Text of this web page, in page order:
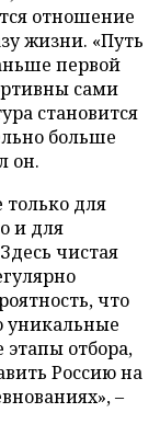
отношение
жизни. «Путь
первой
сами
становится
больше
он.
для
и для
чистая
что
уникальные
этапы отбора,
Россию на
–